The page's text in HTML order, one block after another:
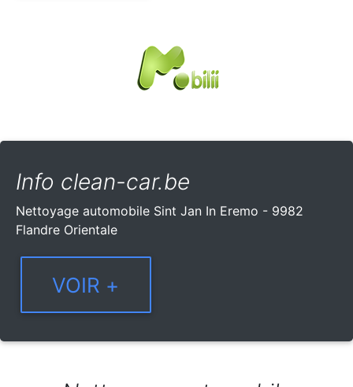
Info clean-car.be
Nettoyage automobile Sint Jan In Eremo - 9982
Flandre Orientale